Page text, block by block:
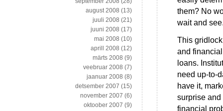
them? No
wait and
This
and
loans.
need up-to-
have it,
surprise and
financial
august 2008 (13)
juuli 2008 (21)
juuni 2008 (17)
mai 2008 (10)
aprill 2008 (12)
märts 2008 (9)
veebruar 2008 (7)
jaanuar 2008 (8)
detsember 2007 (15)
november 2007 (6)
oktoober 2007 (9)